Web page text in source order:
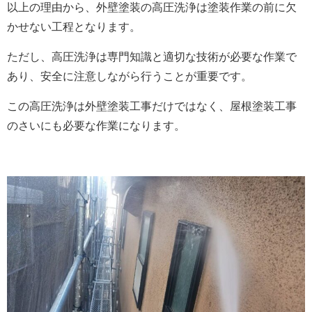
以上の理由から、外壁塗装の高圧洗浄は塗装作業の前に欠
かせない工程となります。
ただし、高圧洗浄は専門知識と適切な技術が必要な作業で
あり、安全に注意しながら行うことが重要です。
この高圧洗浄は外壁塗装工事だけではなく、屋根塗装工事
のさいにも必要な作業になります。